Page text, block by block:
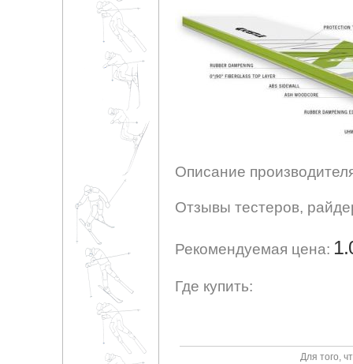
Описание
Отзывы тестеров,
Рекомендуемая цена:
Где купить:
Для того,